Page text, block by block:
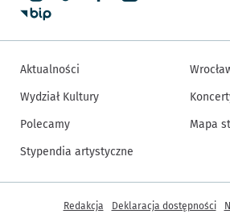
Aktualności
Wydział Kultury
Polecamy
Stypendia artystyczne
Mapa
Inne informacje
Redakcja Deklaracja dostępności